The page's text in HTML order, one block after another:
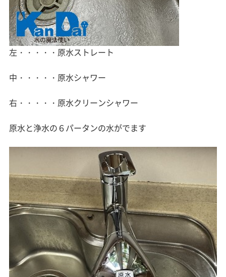
左・・・・・原水ストレート
中・・・・・原水シャワー
右・・・・・原水クリーンシャワー
原水と浄水の６パータンの水がでます